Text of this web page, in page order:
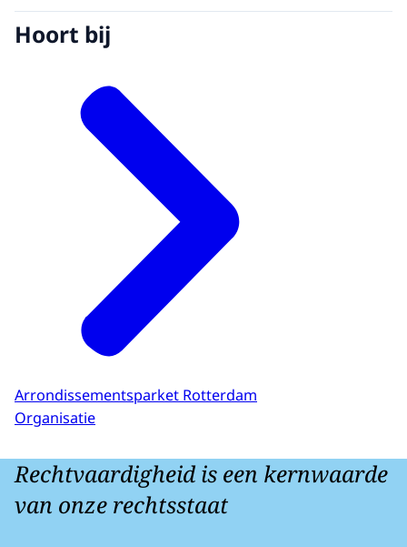
Hoort bij
Arrondissementsparket Rotterdam
Organisatie
Rechtvaardigheid is een kernwaarde
van onze rechtsstaat